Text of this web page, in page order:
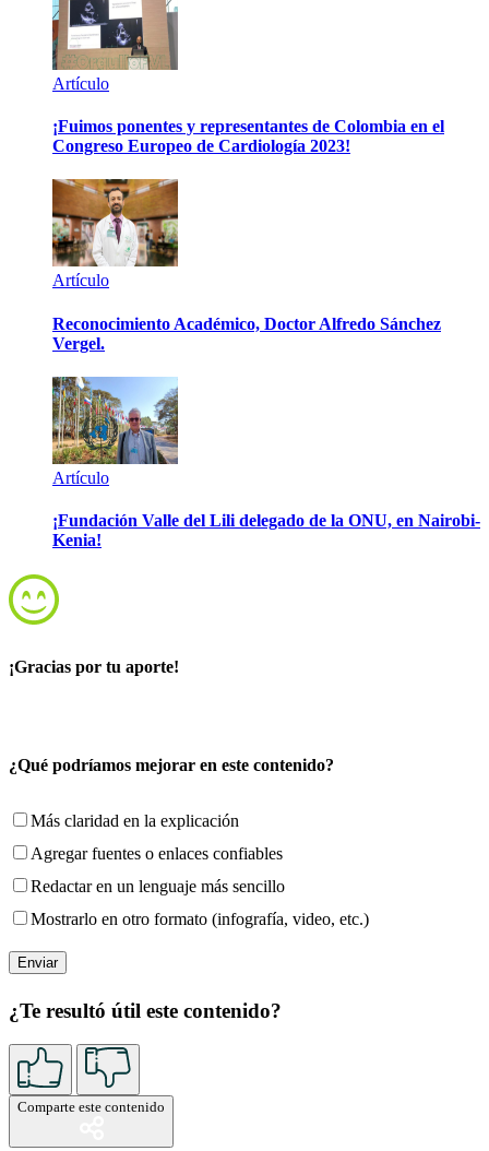
Artículo
¡Fuimos ponentes y representantes de Colombia en el
Congreso Europeo de Cardiología 2023!
Artículo
Reconocimiento Académico, Doctor Alfredo Sánchez
Vergel.
Artículo
¡Fundación Valle del Lili delegado de la ONU, en Nairobi-
Kenia!
¡Gracias por tu aporte!
¿Qué podríamos mejorar en este contenido?
Más claridad en la explicación
Agregar fuentes o enlaces confiables
Redactar en un lenguaje más sencillo
Mostrarlo en otro formato (infografía, video, etc.)
¿Te resultó útil este contenido?
Comparte este contenido